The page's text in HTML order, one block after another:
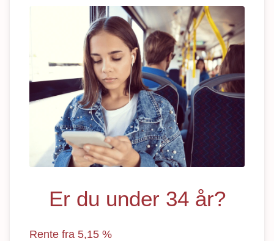
Er du under 34 år?
Rente fra 5,15 %